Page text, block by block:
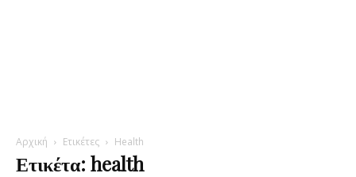
Αρχική Ετικέτες Health
Ετικέτα: health